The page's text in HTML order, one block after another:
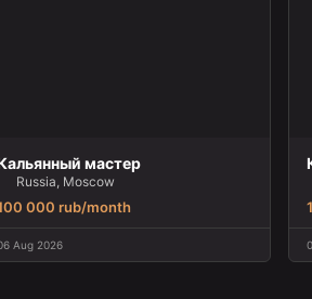
мастер
Russia, Moscow
000 rub/month
Aug 2026